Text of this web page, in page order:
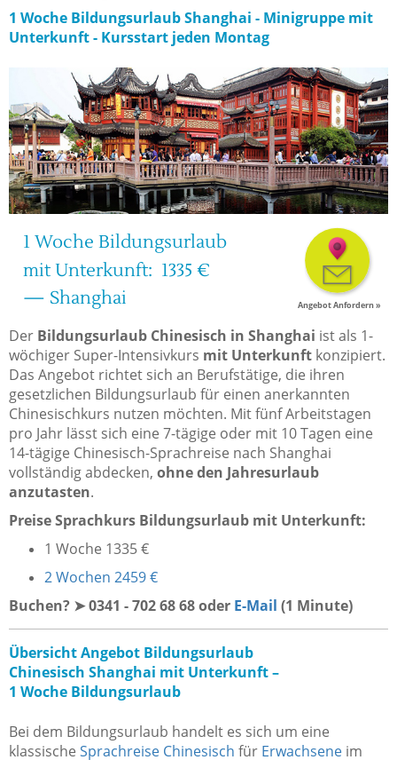
1 Woche Bildungsurlaub Shanghai - Minigruppe mit
Unterkunft - Kursstart jeden Montag
1 Woche Bildungsurlaub
mit Unterkunft:  1335 €
— Shanghai Angebot Anfordern »
Der Bildungsurlaub Chinesisch in Shanghai ist als 1-
wöchiger Super-Intensivkurs mit Unterkunft konzipiert.
Das Angebot richtet sich an Berufstätige, die ihren
gesetzlichen Bildungsurlaub für einen anerkannten
Chinesischkurs nutzen möchten. Mit fünf Arbeitstagen
pro Jahr lässt sich eine 7-tägige oder mit 10 Tagen eine
14-tägige Chinesisch-Sprachreise nach Shanghai
vollständig abdecken, ohne den Jahresurlaub
anzutasten.
Preise Sprachkurs Bildungsurlaub mit Unterkunft:
1 Woche 1335 €
2 Wochen 2459 €
Buchen? ➤ 0341 - 702 68 68 oder E-Mail (1 Minute)
Übersicht Angebot Bildungsurlaub
Chinesisch Shanghai mit Unterkunft –
1 Woche Bildungsurlaub
Bei dem Bildungsurlaub handelt es sich um eine
klassische Sprachreise Chinesisch für Erwachsene im